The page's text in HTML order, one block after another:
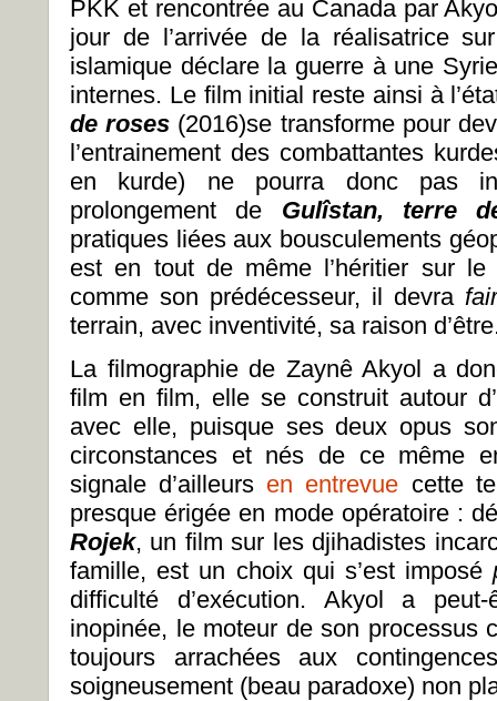
PKK et rencontrée au Canada par
jour de l’arrivée de la réalisatrice
islamique déclare la guerre à une
internes. Le film initial reste ainsi à
de roses (2016)se transforme pour
l’entrainement des combattantes
en kurde) ne pourra donc pas
prolongement de Gulîstan, terre
pratiques liées aux bousculements
est en tout de même l’héritier sur
comme son prédécesseur, il devra
terrain, avec inventivité, sa raison
La filmographie de Zaynê Akyol a
film en film, elle se construit autour
avec elle, puisque ses deux opus
circonstances et nés de ce même
signale d’ailleurs en entrevue cette
presque érigée en mode opératoire :
Rojek, un film sur les djihadistes
famille, est un choix qui s’est imposé
difficulté d’exécution. Akyol a
inopinée, le moteur de son processus
toujours arrachées aux
soigneusement (beau paradoxe) non